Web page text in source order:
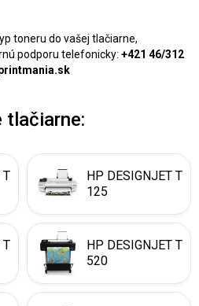
toneru do vašej tlačiarne,
podporu telefonicky: +421 46/312
tlačiarne:
T
HP DESIGNJET T
125
T
HP DESIGNJET T
520